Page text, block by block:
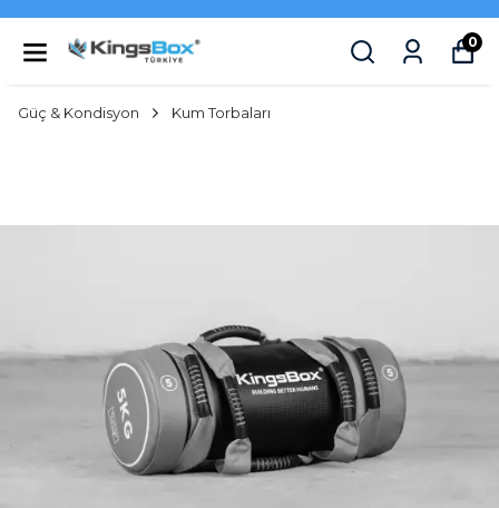
0
Güç & Kondisyon Kum Torbaları